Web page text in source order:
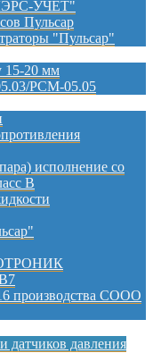
УЧЕТ"
Пульсар
"Пульсар"
15-20 мм
РСМ-05.05
исполнение со
B
производства СООО
датчиков давления